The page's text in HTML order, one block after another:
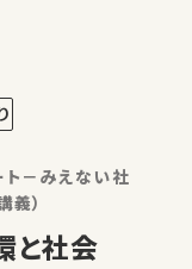
ト－みえない社
）
環と社会